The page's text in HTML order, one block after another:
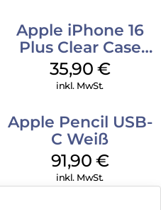
Apple iPhone 16
Plus Clear Case
MagSafe
Transparent
35,90 €
inkl. MwSt.
Apple Pencil USB-
C Weiß
91,90 €
inkl. MwSt.